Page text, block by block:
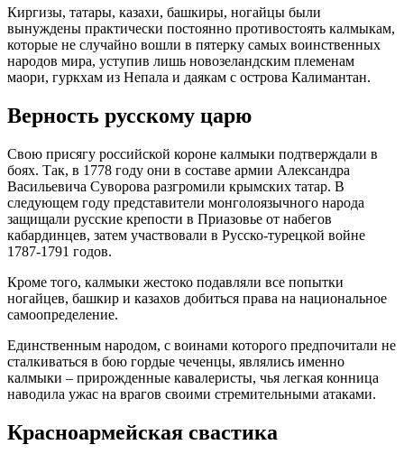
Киргизы, татары, казахи, башкиры, ногайцы были
вынуждены практически постоянно противостоять калмыкам,
которые не случайно вошли в пятерку самых воинственных
народов мира, уступив лишь новозеландским племенам
маори, гуркхам из Непала и даякам с острова Калимантан.
Верность русскому царю
Свою присягу российской короне калмыки подтверждали в
боях. Так, в 1778 году они в составе армии Александра
Васильевича Суворова разгромили крымских татар. В
следующем году представители монголоязычного народа
защищали русские крепости в Приазовье от набегов
кабардинцев, затем участвовали в Русско-турецкой войне
1787-1791 годов.
Кроме того, калмыки жестоко подавляли все попытки
ногайцев, башкир и казахов добиться права на национальное
самоопределение.
Единственным народом, с воинами которого предпочитали не
сталкиваться в бою гордые чеченцы, являлись именно
калмыки – прирожденные кавалеристы, чья легкая конница
наводила ужас на врагов своими стремительными атаками.
Красноармейская свастика